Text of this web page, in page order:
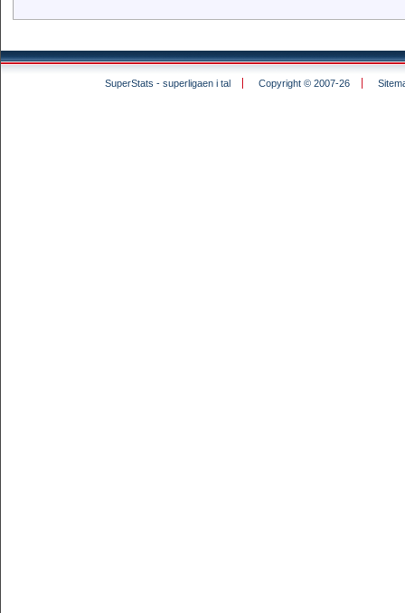
SuperStats - superligaen i tal Copyright © 2007-26